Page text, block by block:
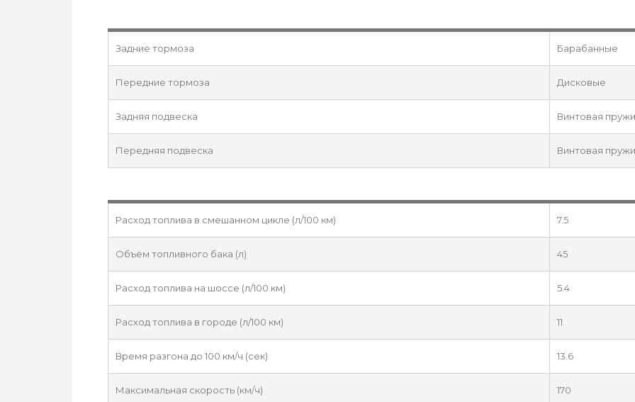
Задние тормоза Барабанные
Передние тормоза Дисковые
Задняя подвеска Винтовая
Передняя подвеска Винтовая
Расход топлива в смешанном цикле (л/100 км) 7.5
Объём топливного бака (л) 45
Расход топлива на шоссе (л/100 км) 5.4
Расход топлива в городе (л/100 км) 11
Время разгона до 100 км/ч (сек) 13.6
Максимальная скорость (км/ч) 170